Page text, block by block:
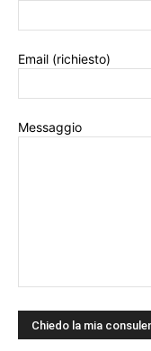
Email (richiesto)
Messaggio